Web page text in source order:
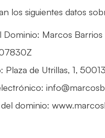
los siguientes datos
Dominio: Marcos Barrios
Plaza de Utrillas, 1,
dominio: